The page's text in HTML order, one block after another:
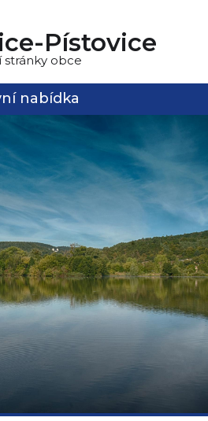
Pístovice
stránky obce
nabídka